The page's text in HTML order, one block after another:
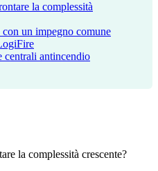
la complessità
un impegno comune
centrali antincendio
la complessità crescente?